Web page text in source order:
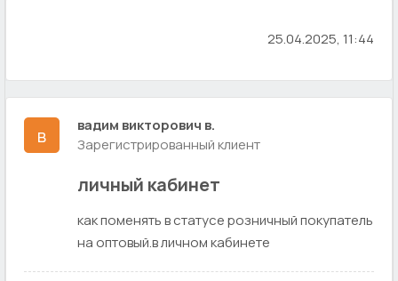
25.04.2025, 11:44
в
вадим викторович в.
Зарегистрированный клиент
личный кабинет
как поменять в статусе розничный покупатель
на оптовый.в личном кабинете